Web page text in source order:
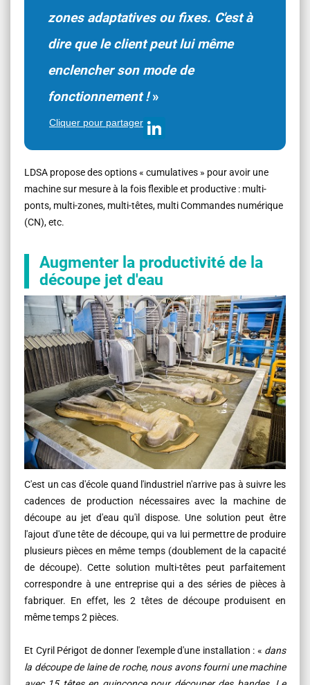
zones adaptatives ou fixes. C'est à
dire que le client peut lui même
enclencher son mode de
fonctionnement !»
Cliquer pour partager
LDSA propose des options « cumulatives » pour avoir une
machine sur mesure à la fois flexible et productive : multi-
ponts, multi-zones, multi-têtes, multi Commandes numérique
(CN), etc.
Augmenter la productivité de la
découpe jet d'eau
C'est un cas d'école quand l'industriel n'arrive pas à suivre les
cadences de production nécessaires avec la machine de
découpe au jet d'eau qu'il dispose. Une solution peut être
l'ajout d'une tête de découpe, qui va lui permettre de produire
plusieurs pièces en même temps (doublement de la capacité
de découpe). Cette solution multi-têtes peut parfaitement
correspondre à une entreprise qui a des séries de pièces à
fabriquer. En effet, les 2 têtes de découpe produisent en
même temps 2 pièces.
Et Cyril Périgot de donner l'exemple d'une installation : « dans
la découpe de laine de roche, nous avons fourni une machine